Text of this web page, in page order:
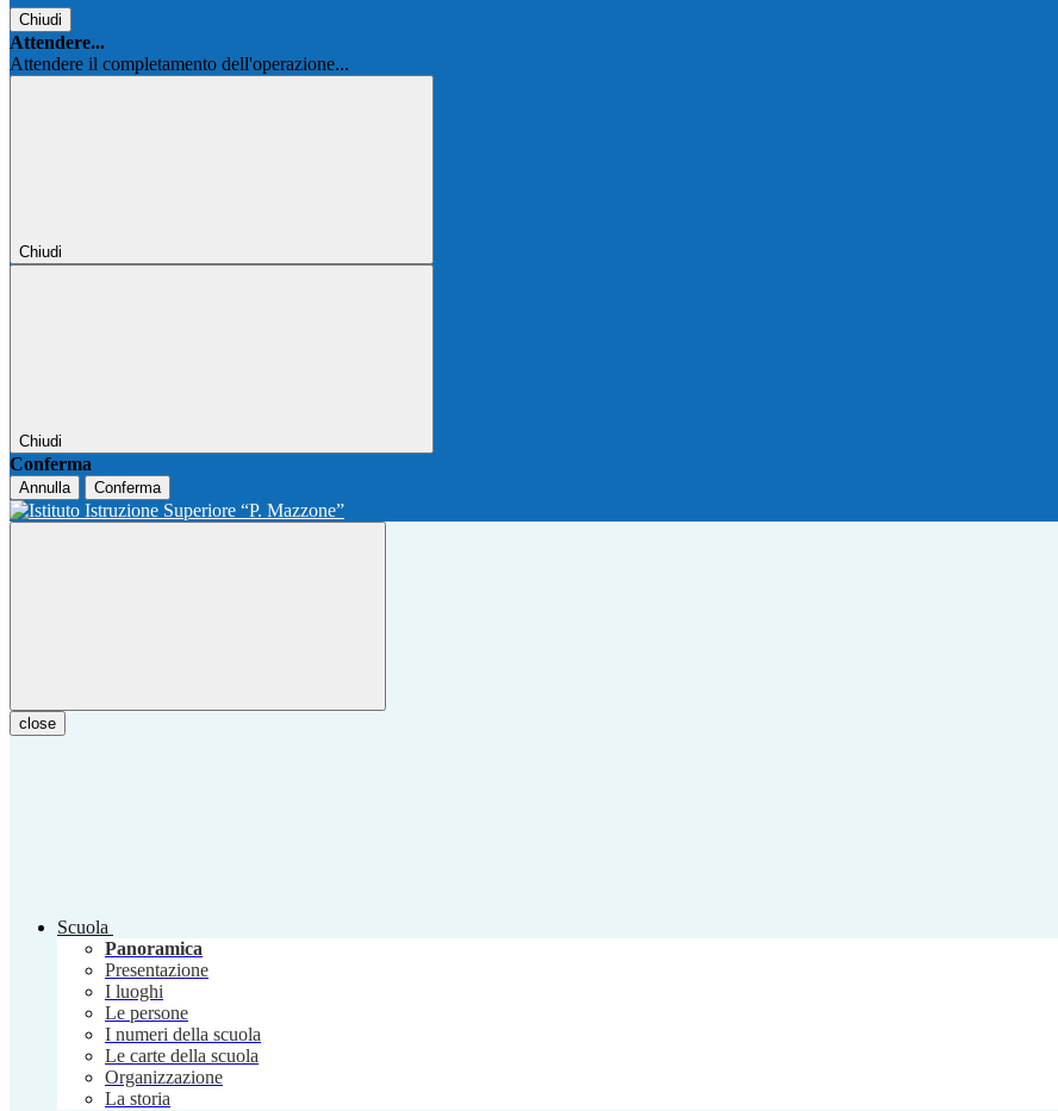
Chiudi
Attendere...
Attendere il completamento dell'operazione...
Chiudi
Chiudi
Conferma
Annulla Conferma
close
Scuola
Panoramica
Presentazione
I luoghi
Le persone
I numeri della scuola
Le carte della scuola
Organizzazione
La storia